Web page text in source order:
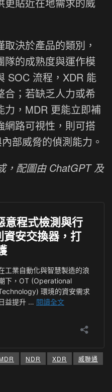
決於產品的類別，
隊的成熟度與運作模
SOC 流程，XDR 能
合；若缺乏人力或希
力，MDR 更能立即補
網路可視性，則可搭
部威脅的偵測能力。
，配圖由 ChatGPT 及
NDR XDR
威聯通